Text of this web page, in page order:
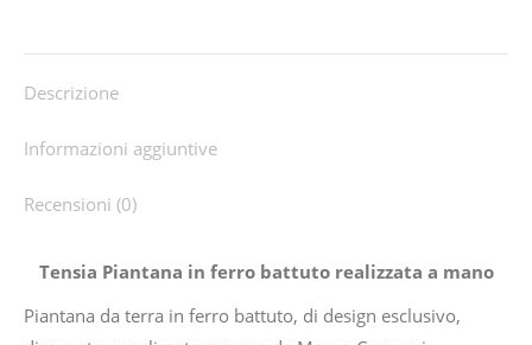
Descrizione
Informazioni aggiuntive
Recensioni (0)
Tensia Piantana in ferro battuto realizzata a mano
Piantana da terra in ferro battuto, di design esclusivo,